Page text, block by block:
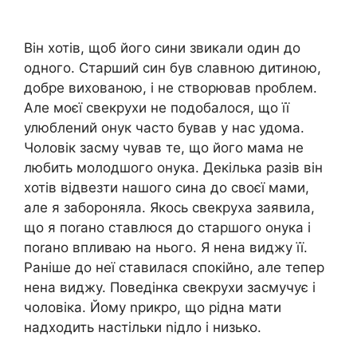
Він хотів, щоб його сини звикали один до
одного. Старший син був славною дитиною,
добре вихованою, і не створював nроблем.
Але моєї свекрухи не подобалося, що її
улюблений онук часто бував у нас удома.
Чоловік засму чував те, що його мама не
любить молодшого онука. Декілька разів він
хотів відвезти нашого сина до своєї мами,
але я забороняла. Якось свекруха заявила,
що я поrано ставлюся до старшого онука і
поrано впливаю на нього. Я нена виджу її.
Раніше до неї ставилася спокійно, але тепер
нена виджу. Поведінка свекрухи засмучує і
чоловіка. Йому nрикро, що рідна мати
надходить настільки nідло і низько.